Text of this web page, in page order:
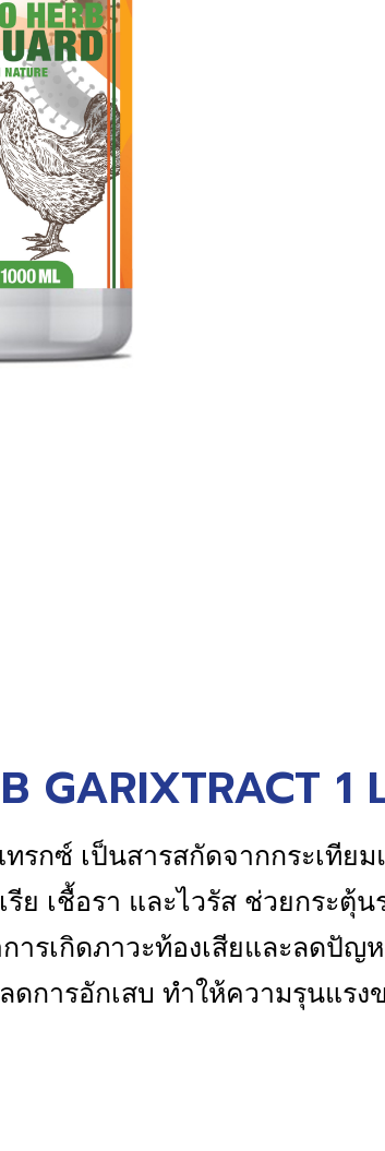
GARIXTRACT 1
ทรกซ์ เป็นสารสกัดจากกระเทีย
ย เชื้อรา และไวรัส ช่วยกระตุ้
รเกิดภาวะท้องเสียและลดปัญ
การอักเสบ ทำให้ความรุนแรง